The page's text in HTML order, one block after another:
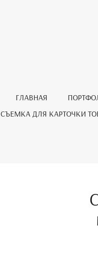
ГЛАВНАЯ
СЪЕМКА ДЛЯ КАРТОЧКИ